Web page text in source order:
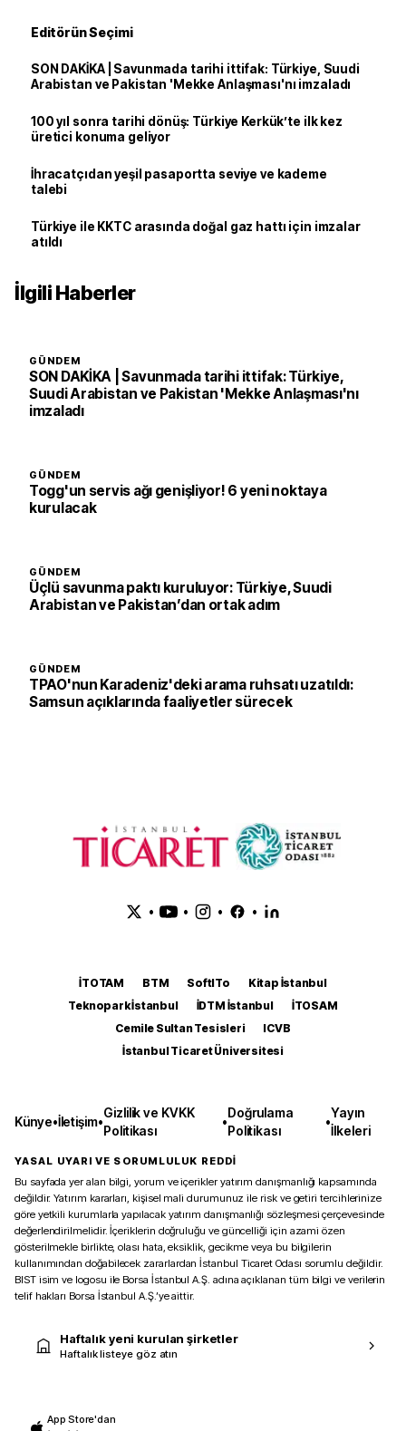
Editörün Seçimi
SON DAKİKA | Savunmada tarihi ittifak: Türkiye, Suudi
Arabistan ve Pakistan 'Mekke Anlaşması'nı imzaladı
100 yıl sonra tarihi dönüş: Türkiye Kerkük’te ilk kez
üretici konuma geliyor
İhracatçıdan yeşil pasaportta seviye ve kademe
talebi
Türkiye ile KKTC arasında doğal gaz hattı için imzalar
atıldı
İlgili Haberler
GÜNDEM
SON DAKİKA | Savunmada tarihi ittifak: Türkiye,
Suudi Arabistan ve Pakistan 'Mekke Anlaşması'nı
imzaladı
GÜNDEM
Togg'un servis ağı genişliyor! 6 yeni noktaya
kurulacak
GÜNDEM
Üçlü savunma paktı kuruluyor: Türkiye, Suudi
Arabistan ve Pakistan’dan ortak adım
GÜNDEM
TPAO'nun Karadeniz'deki arama ruhsatı uzatıldı:
Samsun açıklarında faaliyetler sürecek
• • • •
İTOTAM BTM SoftITo
Kitap İstanbul
Teknopark İstanbul
İDTM İstanbul
İTOSAM
Cemile Sultan Tesisleri
ICVB
İstanbul Ticaret Üniversitesi
Künye•İletişim•
Gizlilik ve KVKK
Politikası
•
Doğrulama
Politikası
•
Yayın
İlkeleri
YASAL UYARI VE SORUMLULUK REDDİ
Bu sayfada yer alan bilgi, yorum ve içerikler yatırım danışmanlığı kapsamında
değildir. Yatırım kararları, kişisel mali durumunuz ile risk ve getiri tercihlerinize
göre yetkili kurumlarla yapılacak yatırım danışmanlığı sözleşmesi çerçevesinde
değerlendirilmelidir. İçeriklerin doğruluğu ve güncelliği için azami özen
gösterilmekle birlikte, olası hata, eksiklik, gecikme veya bu bilgilerin
kullanımından doğabilecek zararlardan İstanbul Ticaret Odası sorumlu değildir.
BIST isim ve logosu ile Borsa İstanbul A.Ş. adına açıklanan tüm bilgi ve verilerin
telif hakları Borsa İstanbul A.Ş.’ye aittir.
Haftalık yeni kurulan şirketler
Haftalık listeye göz atın
App Store'dan